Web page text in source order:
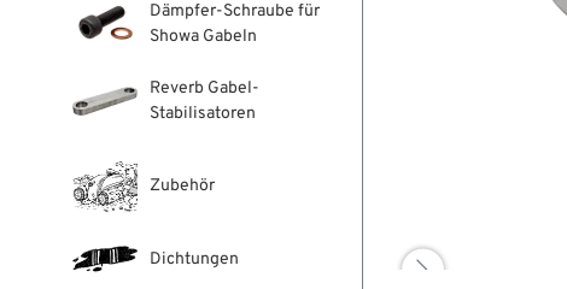
Dämpfer-Schraube für
Showa Gabeln
Reverb Gabel-
Stabilisatoren
Zubehör
Dichtungen 